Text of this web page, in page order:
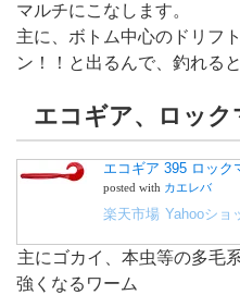
マルチにこなします。
主に、ボトム中心のドリフ
ン！！と出るんで、釣れる
エコギア、ロック
エコギア 395 ロック
posted with カエレバ
楽天市場 Yahooショ
主にゴカイ、本虫等の多毛
強くなるワーム